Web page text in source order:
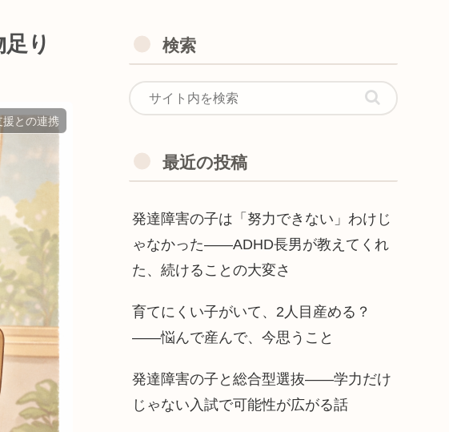
り
援との連携
検索
最近の投稿
発達障害の子は「努力できない」わけじ
ゃなかった——ADHD長男が教えてくれ
た、続けることの大変さ
育てにくい子がいて、2人目産める？
——悩んで産んで、今思うこと
発達障害の子と総合型選抜——学力だけ
じゃない入試で可能性が広がる話